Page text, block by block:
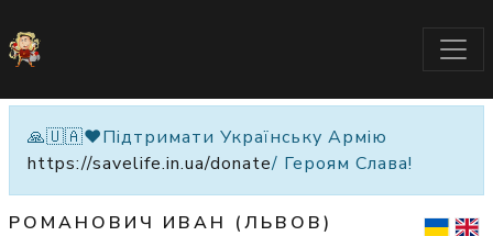
🙏🇺🇦❤️Підтримати Українську Армію
https://savelife.in.ua/donate/ Героям Слава!
РОМАНОВИЧ ИВАН (ЛЬВОВ)